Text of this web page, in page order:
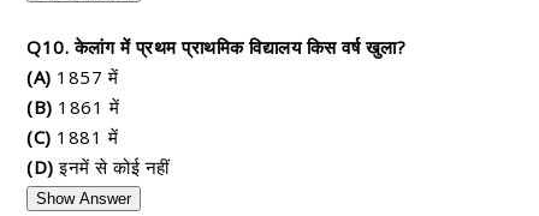
Q10. केलांग में प्रथम प्राथमिक विद्यालय किस वर्ष खुला?
(A) 1857 में
(B) 1861 में
(C) 1881 में
(D) इनमें से कोई नहीं
Show Answer